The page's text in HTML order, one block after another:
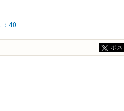
：40
ポス